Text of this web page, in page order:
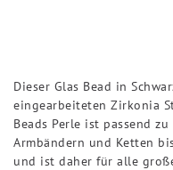
Dieser Glas Bead in
eingearbeiteten Zirkonia
Beads Perle ist passend
Armbändern und Ketten
und ist daher für alle